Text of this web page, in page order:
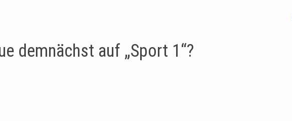
demnächst auf „Sport 1“?